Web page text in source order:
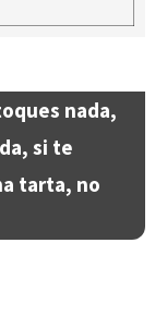
nada,
si te
tarta, no